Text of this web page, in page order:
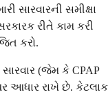
સારવારની સમીક્ષા
રીતે કામ કરી
કરો.
(જેમ કે CPAP
આધાર રાખે છે. કેટલાક